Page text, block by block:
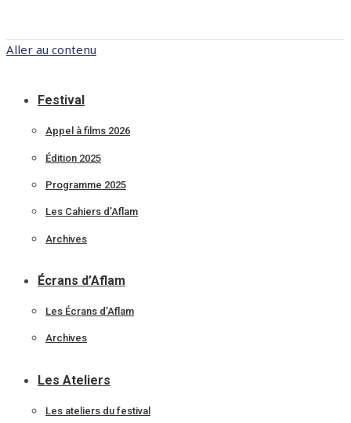
Aller au contenu
Festival
Appel à films 2026
Édition 2025
Programme 2025
Les Cahiers d’Aflam
Archives
Écrans d’Aflam
Les Écrans d’Aflam
Archives
Les Ateliers
Les ateliers du festival